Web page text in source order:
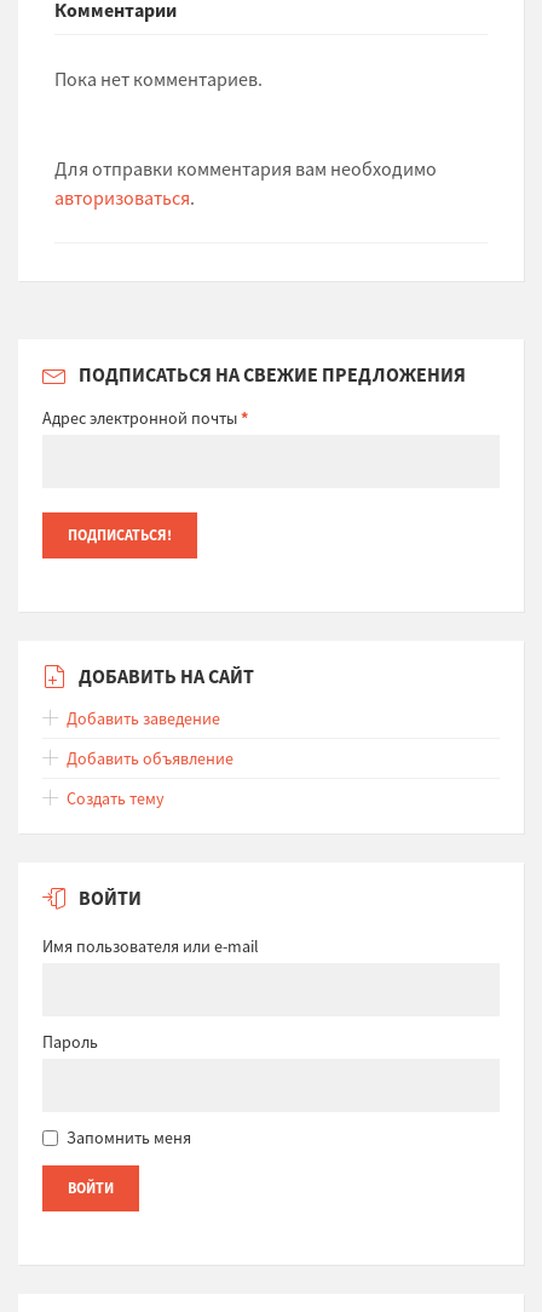
Комментарии
Пока нет комментариев.
Для отправки комментария вам необходимо
авторизоваться.
ПОДПИСАТЬСЯ НА СВЕЖИЕ ПРЕДЛОЖЕНИЯ
Адрес электронной почты*
ДОБАВИТЬ НА САЙТ
Добавить заведение
Добавить объявление
Создать тему
ВОЙТИ
Имя пользователя или e-mail
Пароль
Запомнить меня